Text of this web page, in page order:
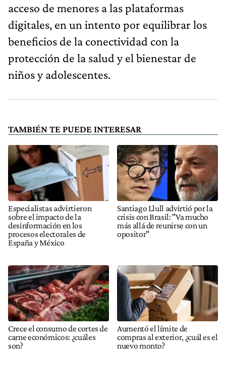
acceso de menores a las plataformas
digitales, en un intento por equilibrar los
beneficios de la conectividad con la
protección de la salud y el bienestar de
niños y adolescentes.
TAMBIÉN TE PUEDE INTERESAR
Especialistas advirtieron
sobre el impacto de la
desinformación en los
procesos electorales de
España y México
Santiago Llull advirtió por la
crisis con Brasil: "Va mucho
más allá de reunirse con un
opositor"
Crece el consumo de cortes de
carne económicos: ¿cuáles
son?
Aumentó el límite de
compras al exterior, ¿cuál es el
nuevo monto?